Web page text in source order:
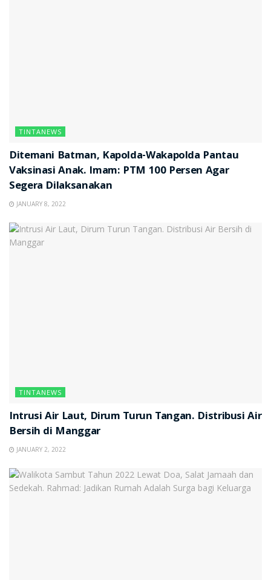
TINTANEWS
Ditemani Batman, Kapolda-Wakapolda Pantau
Vaksinasi Anak. Imam: PTM 100 Persen Agar
Segera Dilaksanakan
JANUARY 8, 2022
TINTANEWS
Intrusi Air Laut, Dirum Turun Tangan. Distribusi Air
Bersih di Manggar
JANUARY 2, 2022